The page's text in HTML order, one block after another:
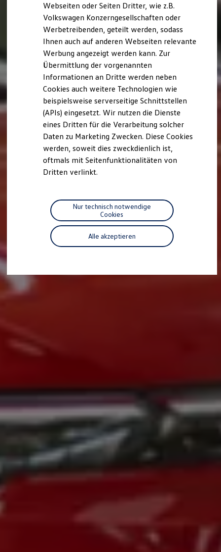
Volkswagen Kollektion
R-Kollektion
GTI Kollektion
Fußball Drop
we drive football
#wedriveproud
Besitzer und Service
myVolkswagen
Software Updates
Service und Ersatzteile
Inspektion und HU/AU
Reparaturen und Checks
Motorenöl und Flüssigkeiten
Räder und Reifen
Pannen- und Unfallhilfe
Economy Service
Volkswagen Teile
Zubehör
Modellspezifisches Zubehör
Individualisieren
Wallbox und Ladekabel
Digitale Extras
Dienste für Ihr Modell finden
Volkswagen Apps, Login und Shop
Handy und Fahrzeug verbinden
Vorgängermodelle
Pannen- und Unfallhilfe
Volkswagen Kundenbetreuung
Webseiten oder Seiten Dritter, wie z.B.
Volkswagen Konzerngesellschaften oder
Werbetreibenden, geteilt werden, sodass
Ihnen auch auf anderen Webseiten relevante
Werbung angezeigt werden kann. Zur
Übermittlung der vorgenannten
Informationen an Dritte werden neben
Cookies auch weitere Technologien wie
beispielsweise serverseitige Schnittstellen
(APIs) eingesetzt. Wir nutzen die Dienste
eines Dritten für die Verarbeitung solcher
Daten zu Marketing Zwecken. Diese Cookies
werden, soweit dies zweckdienlich ist,
oftmals mit Seitenfunktionalitäten von
Dritten verlinkt.
Alle akzeptieren
Nur technisch notwendige
Cookies